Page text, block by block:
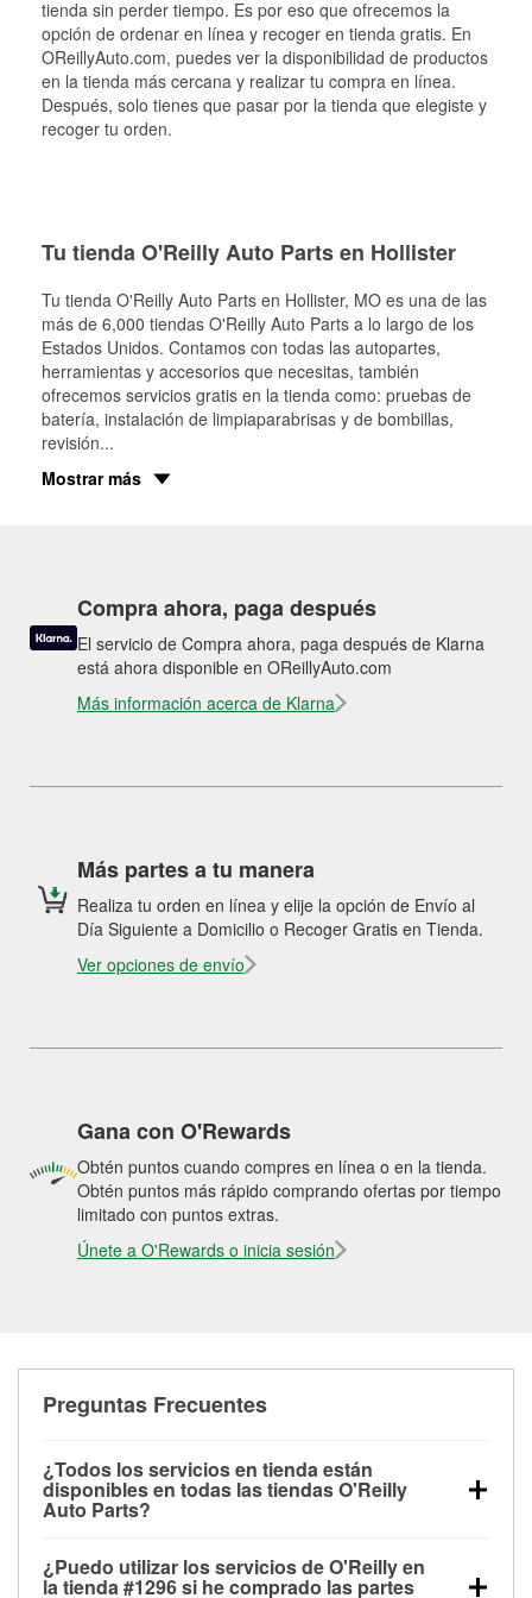
tienda sin perder tiempo. Es por eso que ofrecemos la
opción de ordenar en línea y recoger en tienda gratis. En
OReillyAuto.com, puedes ver la disponibilidad de productos
en la tienda más cercana y realizar tu compra en línea.
Después, solo tienes que pasar por la tienda que elegiste y
recoger tu orden.
Tu tienda O'Reilly Auto Parts en Hollister
Tu tienda O'Reilly Auto Parts en Hollister, MO es una de las
más de 6,000 tiendas O'Reilly Auto Parts a lo largo de los
Estados Unidos. Contamos con todas las autopartes,
herramientas y accesorios que necesitas, también
ofrecemos servicios gratis en la tienda como: pruebas de
batería, instalación de limpiaparabrisas y de bombillas,
revisión...
Mostrar más
Compra ahora, paga después
El servicio de Compra ahora, paga después de Klarna
está ahora disponible en OReillyAuto.com
Más información acerca de Klarna
Más partes a tu manera
Realiza tu orden en línea y elije la opción de Envío al
Día Siguiente a Domicilio o Recoger Gratis en Tienda.
Ver opciones de envío
Gana con O'Rewards
Obtén puntos cuando compres en línea o en la tienda.
Obtén puntos más rápido comprando ofertas por tiempo
limitado con puntos extras.
Únete a O'Rewards o inicia sesión
Preguntas Frecuentes
¿Todos los servicios en tienda están
disponibles en todas las tiendas O'Reilly
Auto Parts?
las pruebas de batería, pruebas de alternador y
¿Puedo utilizar los servicios de O'Reilly en
la tienda #1296 si he comprado las partes